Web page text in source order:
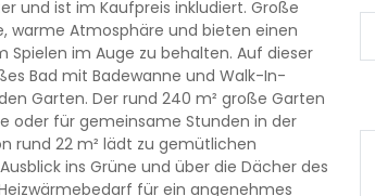
und ist im Kaufpreis inkludiert. Große
warme Atmosphäre und bieten einen
im Auge zu behalten. Auf dieser
Bad mit Badewanne und Walk-In-
Garten. Der rund 240 m² große Garten
oder für gemeinsame Stunden in der
rund 22 m² lädt zu gemütlichen
ins Grüne und über die Dächer des
für ein angenehmes